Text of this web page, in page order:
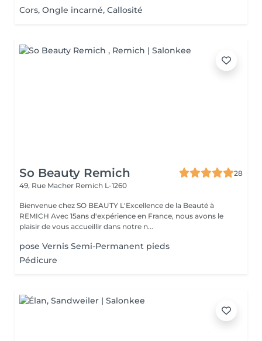
Cors, Ongle incarné, Callosité
So Beauty Remich
28
49, Rue Macher Remich L-1260
Bienvenue chez SO BEAUTY L'Excellence de la Beauté à
REMICH Avec 15ans d'expérience en France, nous avons le
plaisir de vous accueillir dans notre n...
pose Vernis Semi-Permanent pieds
Pédicure